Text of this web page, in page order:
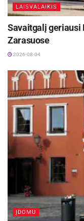
LAISVALAIKIS
Savaitgalį
Zarasuose
2026-08-04
ĮDOMU